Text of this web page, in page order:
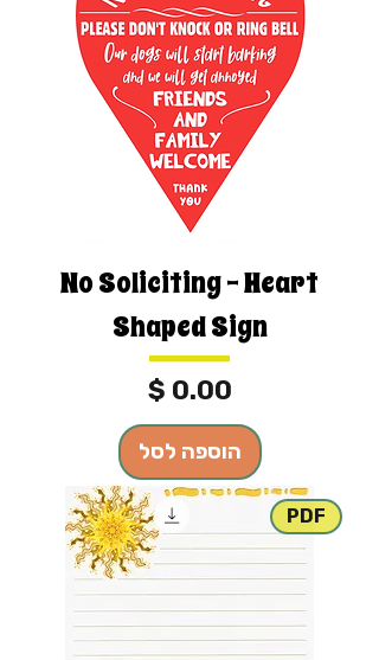
No Soliciting - Heart
Shaped Sign
מחיר
הוספה לסל
PDF